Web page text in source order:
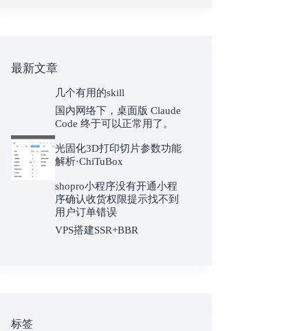
最新文章
几个有用的skill
国内网络下，桌面版 Claude
Code 终于可以正常用了。
光固化3D打印切片参数功能
解析·ChiTuBox
shopro小程序没有开通小程
序确认收货权限提示找不到
用户订单错误
VPS搭建SSR+BBR
标签